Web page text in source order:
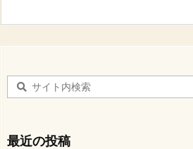
最近の投稿